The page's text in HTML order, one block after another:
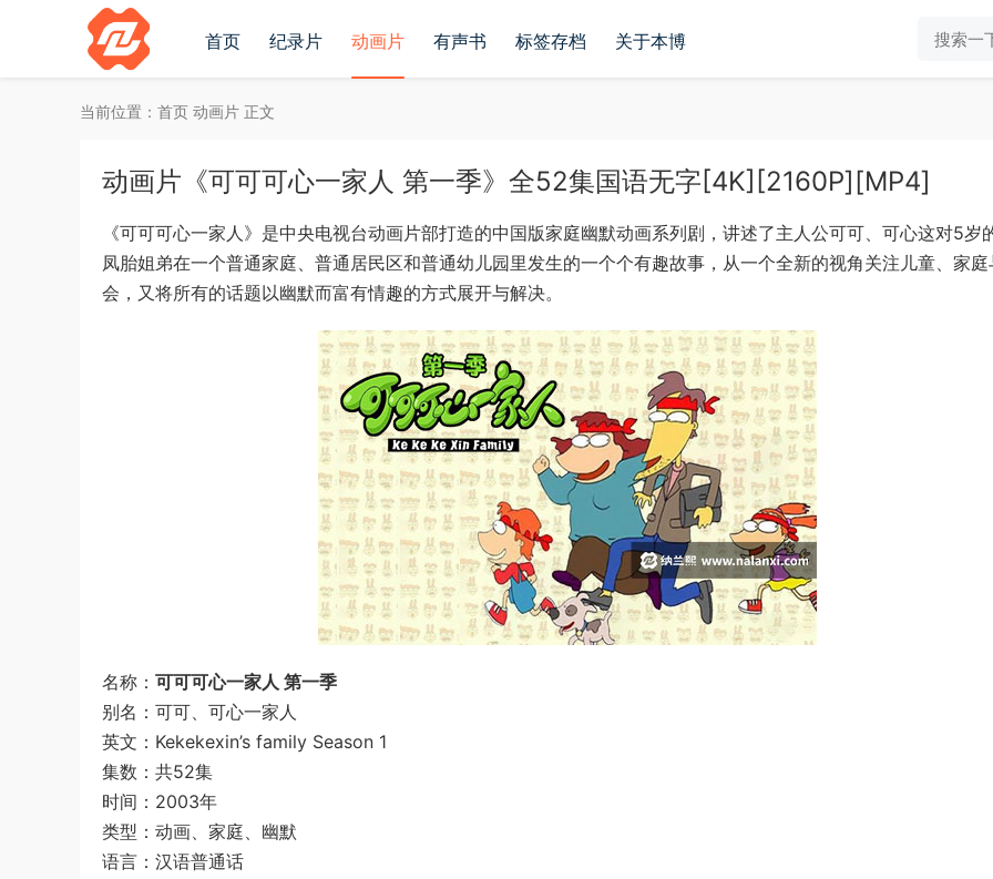
首页 纪录片 动画片 有声书 标签存档 关于本博
当前位置： 首页 动画片 正文
动画片《可可可心一家人 第一季》全52集国语无字[4K][2160P][MP4]
《可可可心一家人》是中央电视台动画片部打造的中国版家庭幽默动画系列剧，讲述了主人公可可、可心这对5岁
凤胎姐弟在一个普通家庭、普通居民区和普通幼儿园里发生的一个个有趣故事，从一个全新的视角关注儿童、家庭
会，又将所有的话题以幽默而富有情趣的方式展开与解决。
名称： 可可可心一家人 第一季
别名：可可、可心一家人
英文：Kekekexin’s family Season 1‎
集数：共52集
时间：2003年
类型：动画、家庭、幽默
语言：汉语普通话